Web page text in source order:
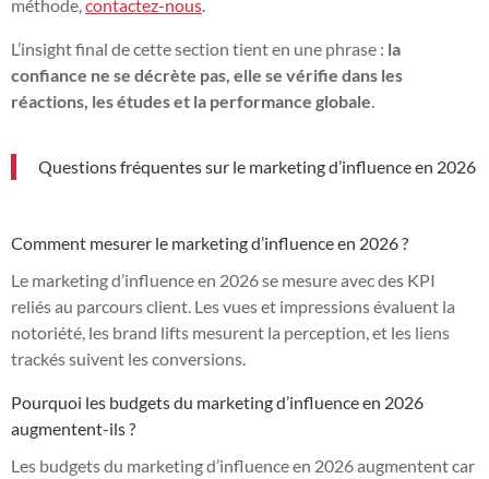
méthode, contactez-nous
L’insight final de cette section tient en une phrase : la
confiance ne se décrète pas, elle se vérifie dans les
réactions, les études et la performance globale
Questions fréquentes sur le marketing d’influence en 2026
Comment mesurer le marketing d’influence en 2026 ?
Le marketing d’influence en 2026 se mesure avec des KPI
reliés au parcours client. Les vues et impressions évaluent la
notoriété, les brand lifts mesurent la perception, et les liens
trackés suivent les conversions.
Pourquoi les budgets du marketing d’influence en 2026
augmentent-ils ?
Les budgets du marketing d’influence en 2026 augmentent car